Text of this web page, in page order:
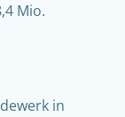
Mio.
in